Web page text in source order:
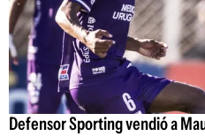
Defensor Sporting vendió a